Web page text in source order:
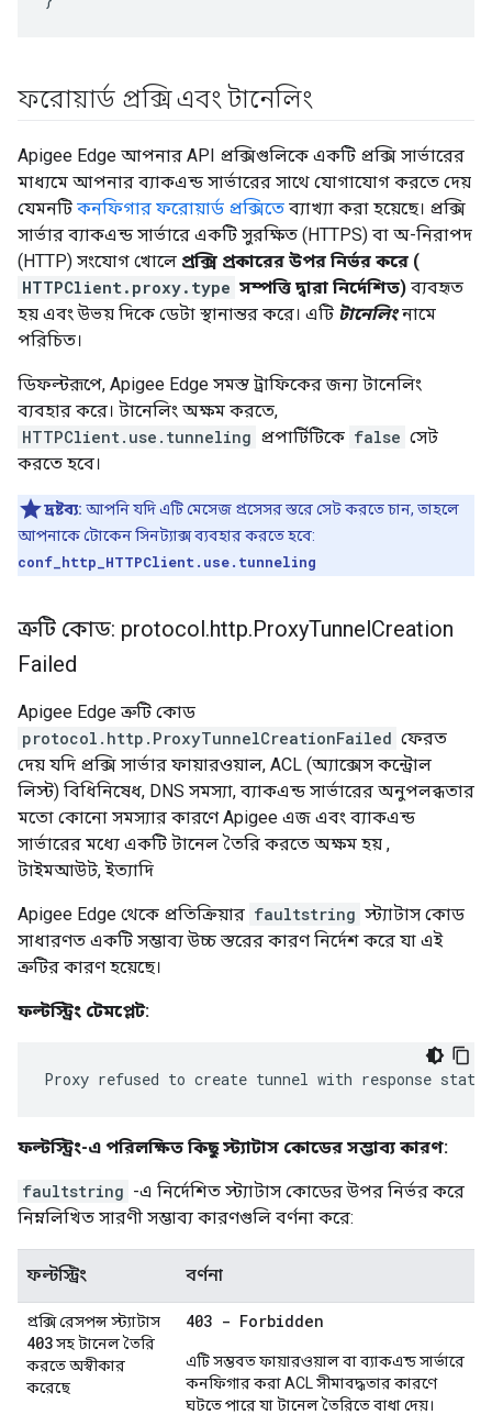
ফরোয়ার্ড প্রক্সি এবং টানেলিং
Apigee Edge আপনার API প্রক্সিগুলিকে একটি প্রক্সি সার্ভারের
মাধ্যমে আপনার ব্যাকএন্ড সার্ভারের সাথে যোগাযোগ করতে দেয়
যেমনটি কনফিগার ফরোয়ার্ড প্রক্সিতে ব্যাখ্যা করা হয়েছে। প্রক্সি
সার্ভার ব্যাকএন্ড সার্ভারে একটি সুরক্ষিত (HTTPS) বা অ-নিরাপদ
(HTTP) সংযোগ খোলে প্রক্সি প্রকারের উপর নির্ভর করে (
HTTPClient.proxy.type সম্পত্তি দ্বারা নির্দেশিত) ব্যবহৃত
হয় এবং উভয় দিকে ডেটা স্থানান্তর করে। এটি টানেলিংনামে
পরিচিত।
ডিফল্টরূপে, Apigee Edge সমস্ত ট্রাফিকের জন্য টানেলিং
ব্যবহার করে। টানেলিং অক্ষম করতে,
HTTPClient.use.tunneling প্রপার্টিটিকে false সেট
করতে হবে।
দ্রষ্টব্য: আপনি যদি এটি মেসেজ প্রসেসর স্তরে সেট করতে চান, তাহলে
আপনাকে টোকেন সিনট্যাক্স ব্যবহার করতে হবে:
conf_http_HTTPClient.use.tunneling
ত্রুটি কোড: protocol.http.ProxyTunnelCreation
Failed
Apigee Edge ত্রুটি কোড
protocol.http.ProxyTunnelCreationFailed ফেরত
দেয় যদি প্রক্সি সার্ভার ফায়ারওয়াল, ACL (অ্যাক্সেস কন্ট্রোল
লিস্ট) বিধিনিষেধ, DNS সমস্যা, ব্যাকএন্ড সার্ভারের অনুপলব্ধতার
মতো কোনো সমস্যার কারণে Apigee এজ এবং ব্যাকএন্ড
সার্ভারের মধ্যে একটি টানেল তৈরি করতে অক্ষম হয় ,
টাইমআউট, ইত্যাদি
Apigee Edge থেকে প্রতিক্রিয়ার faultstring স্ট্যাটাস কোড
সাধারণত একটি সম্ভাব্য উচ্চ স্তরের কারণ নির্দেশ করে যা এই
ত্রুটির কারণ হয়েছে।
ফল্টস্ট্রিং টেমপ্লেট:
Proxy refused to create tunnel with response
ফল্টস্ট্রিং-এ পরিলক্ষিত কিছু স্ট্যাটাস কোডের সম্ভাব্য কারণ:
faultstring -এ নির্দেশিত স্ট্যাটাস কোডের উপর নির্ভর করে
নিম্নলিখিত সারণী সম্ভাব্য কারণগুলি বর্ণনা করে:
ফল্টস্ট্রিং বর্ণনা
প্রক্সি রেসপন্স স্ট্যাটাস
403সহ টানেল তৈরি
করতে অস্বীকার
করেছে
403 - Forbidden
এটি সম্ভবত ফায়ারওয়াল বা ব্যাকএন্ড সার্ভারে
কনফিগার করা ACL সীমাবদ্ধতার কারণে
ঘটতে পারে যা টানেল তৈরিতে বাধা দেয়।